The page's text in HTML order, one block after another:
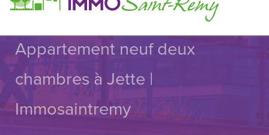
Appartement neuf deux
chambres à Jette |
Immosaintremy